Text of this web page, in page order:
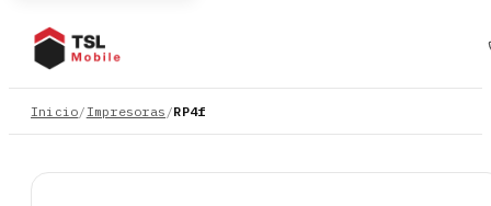
Inicio/ Impresoras /RP4f